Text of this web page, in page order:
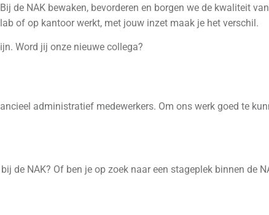
de NAK bewaken, bevorderen en borgen we de kwaliteit
of op kantoor werkt, met jouw inzet maak je het verschil.
Word jij onze nieuwe collega?
administratief medewerkers. Om ons werk goed te
de NAK? Of ben je op zoek naar een stageplek binnen de